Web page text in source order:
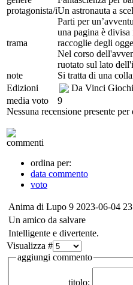
protagonista/iUn astronauta a
trama
Parti per
una pagina è
raccoglie degli
Nel corso
ruotato sul lato
note
Si tratta di una
Edizioni
Da Vinci Giochi
media voto
9
Nessuna recensione presente
commenti
ordina per:
data commento
voto
Anima di Lupo 9 2023-06-04
Un amico da salvare
Intelligente e divertente.
Visualizza #
aggiungi commento
titolo: